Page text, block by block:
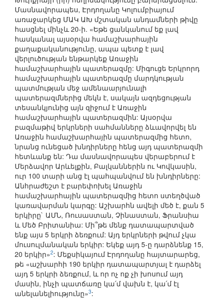
Մասնավորապես, Էրդողանը Կոլումբիայում
առաջարկեց ՄԱԿ ԱԽ մշտական անդամների թիվը
հասցնել մինչև 20-ի. «Եթե ցանկանում եք լավ
հասկանալ այսօրվա համաշխարհային
քաղաքականությունը, ապա պետք է լավ
վերլուծության ենթարկեք Առաջին
համաշխարհային պատերազմը: Միգուցե Երկրորդ
համաշխարհային պատերազմը մարդկության
պատմության մեջ ամենաարյունալի
պատերազմներից մեկն է, սակայն ազդեցության
տեսանկյունից այն զիջում է Առաջին
համաշխարհային պատերազմին: Այսօրվա
բազմաթիվ երկրների սահմանները ձևավորվել են
Առաջին համաշխարհային պատերազմից հետո,
նրանց ունեցած խնդիրները հենց այդ պատերազմի
հետևանք են: Դա մասնավորապես վերաբերում է
Մերձավոր Արևելքին, Բալկաններին ու Կովկասին,
ուր 100 տարի անց էլ պահպանվում են խնդիրները:
Անհրաժեշտ է բարեփոխել Առաջին
համաշխարհային պատերազմից հետո ստեղծված
կառավարման կարգը: Աշխարհն ավելի մեծ է, քան 5
երկիրը` ԱՄՆ, Ռուսաստան, Չինաստան, Ֆրանսիա
և Մեծ Բրիտանիա: Մի՞թե մենք դատապարտված
ենք այս 5 երկրի ձեռքում: Այդ երկրների թվում չկա
մուսուլմանական երկիր: Եկեք այդ 5-ը դարձնենք 15,
20 երկիր»2: Մեքսիկայում Էրդողանը հայտարարեց,
թե «աշխարհի 190 երկիր դատապարտյալ է դարձել
այդ 5 երկրի ձեռքում, և որ ոչ ոք չի խոսում այդ
մասին, ինչի պատճառը կա՛մ վախն է, կա՛մ էլ
անելանելիությունը»3: